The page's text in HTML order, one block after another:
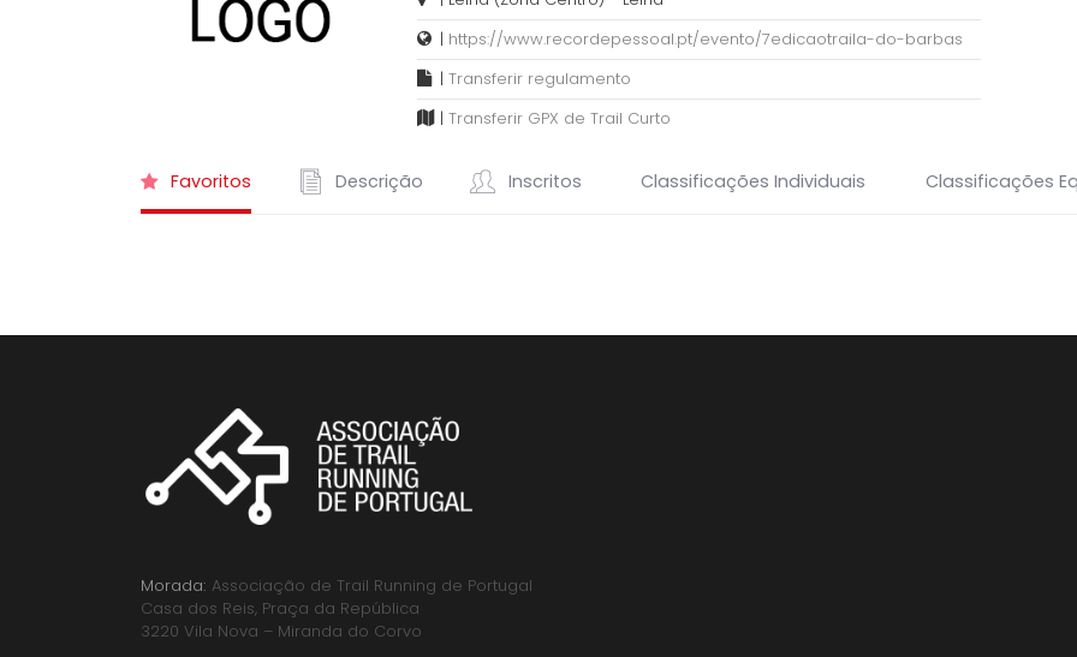
| https://www.recordepessoal.pt/evento/7edicaotraila-do-barbas
| Transferir regulamento
| Transferir GPX de Trail Curto
Favoritos Descrição Inscritos Classificações Individuais Classificações
Morada: Associação de Trail Running de Portugal
Casa dos Reis, Praça da República
3220 Vila Nova – Miranda do Corvo